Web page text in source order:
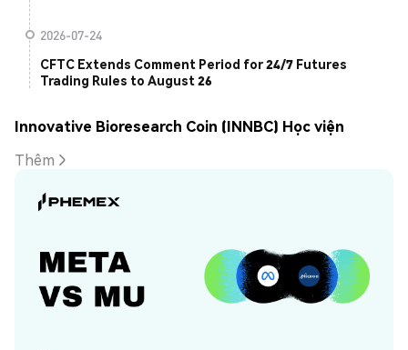
2026-07-24
CFTC Extends Comment Period for 24/7 Futures
Trading Rules to August 26
Innovative Bioresearch Coin (INNBC) Học viện
Thêm